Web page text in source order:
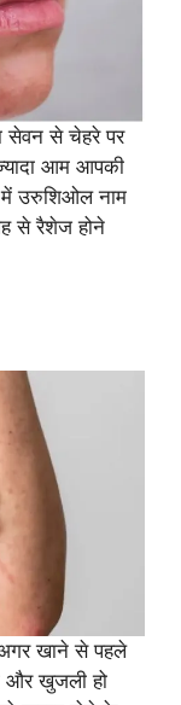
सेवन से चेहरे पर
आम आपकी
उरुशिओल नाम
से रैशेज होने
खाने से पहले
और खुजली हो